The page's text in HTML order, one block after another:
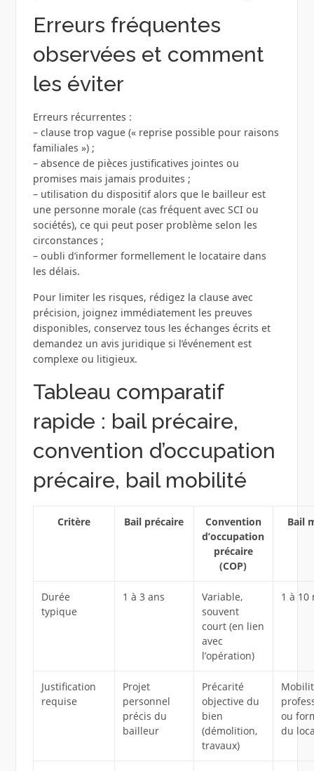
Erreurs fréquentes
observées et comment
les éviter
Erreurs récurrentes :
– clause trop vague (« reprise possible pour raisons
familiales ») ;
– absence de pièces justificatives jointes ou
promises mais jamais produites ;
– utilisation du dispositif alors que le bailleur est
une personne morale (cas fréquent avec SCI ou
sociétés), ce qui peut poser problème selon les
circonstances ;
– oubli d’informer formellement le locataire dans
les délais.
Pour limiter les risques, rédigez la clause avec
précision, joignez immédiatement les preuves
disponibles, conservez tous les échanges écrits et
demandez un avis juridique si l’événement est
complexe ou litigieux.
Tableau comparatif
rapide : bail précaire,
convention d’occupation
précaire, bail mobilité
Critère Bail précaire
Convention
d’occupation
précaire
(COP)
Bail
Durée
typique
1 à 3 ans
Variable,
souvent
court (en lien
avec
l’opération)
1 à 10
Justification
requise
Projet
personnel
précis du
bailleur
Précarité
objective du
bien
(démolition,
travaux)
ou
du